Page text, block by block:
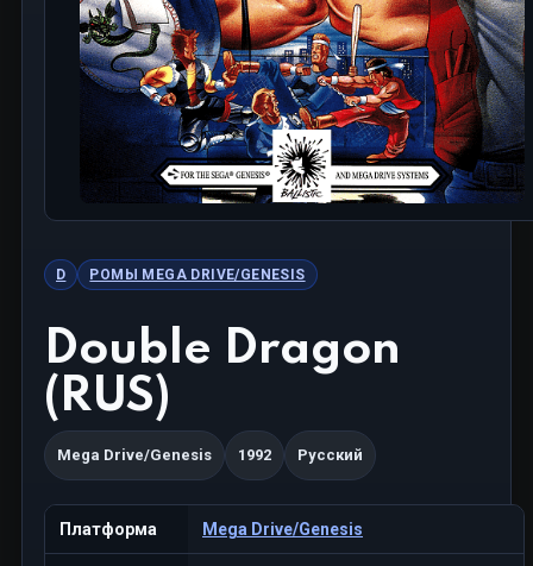
D РОМЫ MEGA DRIVE/GENESIS
Double Dragon
(RUS)
Mega Drive/Genesis 1992 Русский
Платформа Mega Drive/Genesis